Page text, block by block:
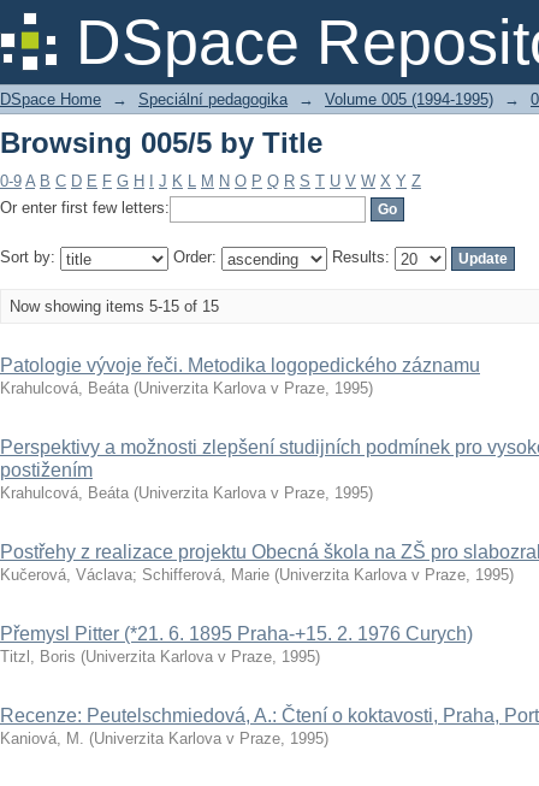
DSpace
Browsing 005/5 by Title
DSpace Home → Speciální pedagogika → Volume 005 (1994-1995) →
Browsing 005/5 by Title
0-9 A B C D E F G H J K L M N O P Q R S T U V W X Y Z
Or enter first few letters:
Sort by: Order: Results:
Now showing items 5-15 of 15
Patologie vývoje řeči. Metodika logopedického záznamu
Krahulcová, Beáta (Univerzita Karlova v Praze, 1995)
Perspektivy a možnosti zlepšení studijních podmínek pro
postižením
Krahulcová, Beáta (Univerzita Karlova v Praze, 1995)
Postřehy z realizace projektu Obecná škola na ZŠ pro
Kučerová, Václava; Schifferová, Marie (Univerzita Karlova v Praze, 1995)
Přemysl Pitter (*21. 6. 1895 Praha-+15. 2. 1976 Curych)
Titzl, Boris (Univerzita Karlova v Praze, 1995)
Recenze: Peutelschmiedová, A.: Čtení o koktavosti, Praha,
Kaniová, M. (Univerzita Karlova v Praze, 1995)